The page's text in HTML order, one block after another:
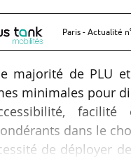
Paris - Actualité
majorité de PLU
minimales pour
dans le
de déployer